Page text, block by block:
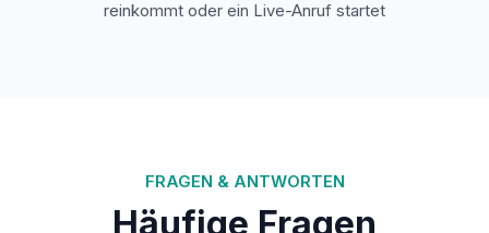
reinkommt oder ein Live-Anruf startet
FRAGEN & ANTWORTEN
Häufige Fragen